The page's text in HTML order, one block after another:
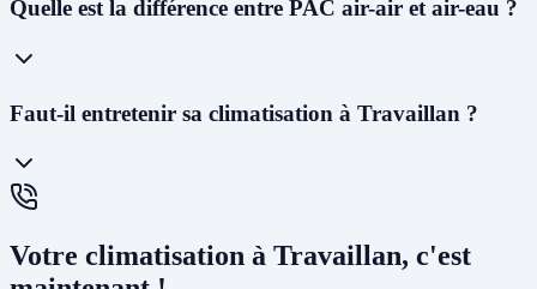
Vedène
semaines. En cas d'urgence (panne avant l'été), nous faisons notre
Quelle est la différence entre PAC air-air et air-eau ?
LaPAC air-air(climatisation réversible) souffle directement de l'air
circuit de chauffage (radiateurs ou plancher chauffant) et peut aussi
produire votre eau chaude sanitaire. Elle remplace avantageusement
une chaudière gaz ou fioul et est éligible à MaPrimeRénov'.
Faut-il entretenir sa climatisation à Travaillan ?
Oui, un
proposons descontrats de maintenanceà Travaillan incluant le
nettoyage des filtres, la vérification du circuit frigorifique, le contrôle
Votre climatisation à Travaillan, c'est